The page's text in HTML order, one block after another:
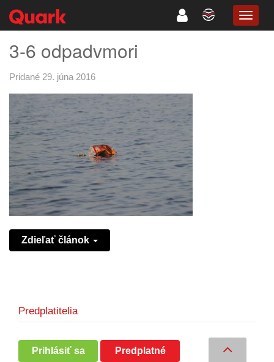
3-6 odpadvmori
Pridané 29. júna 2016
Zdieľať článok
Predplatitelia
Prihlásiť sa Predplatné